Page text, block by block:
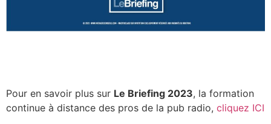
Pour en savoir plus sur Le Briefing 2023, la formation
continue à distance des pros de la pub radio, cliquez ICI